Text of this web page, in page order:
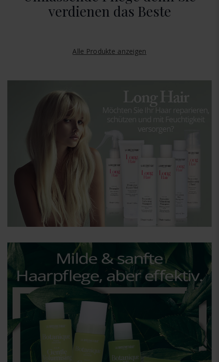
verdienen das Beste
Alle Produkte anzeigen